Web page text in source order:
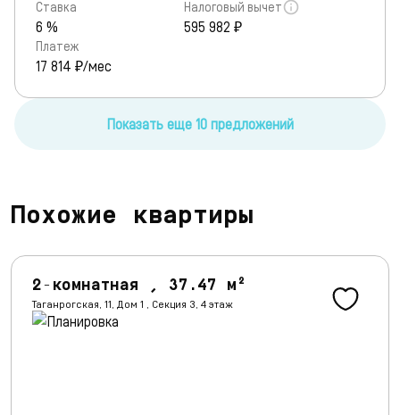
Ставка
6 %
Налоговый вычет
595 982 ₽
Платеж
17 814 ₽/мес
Показать еще 10 предложений
Похожие квартиры
2-комнатная , 37.47 м²
Таганрогская, 11, Дом 1 , Секция 3, 4 этаж